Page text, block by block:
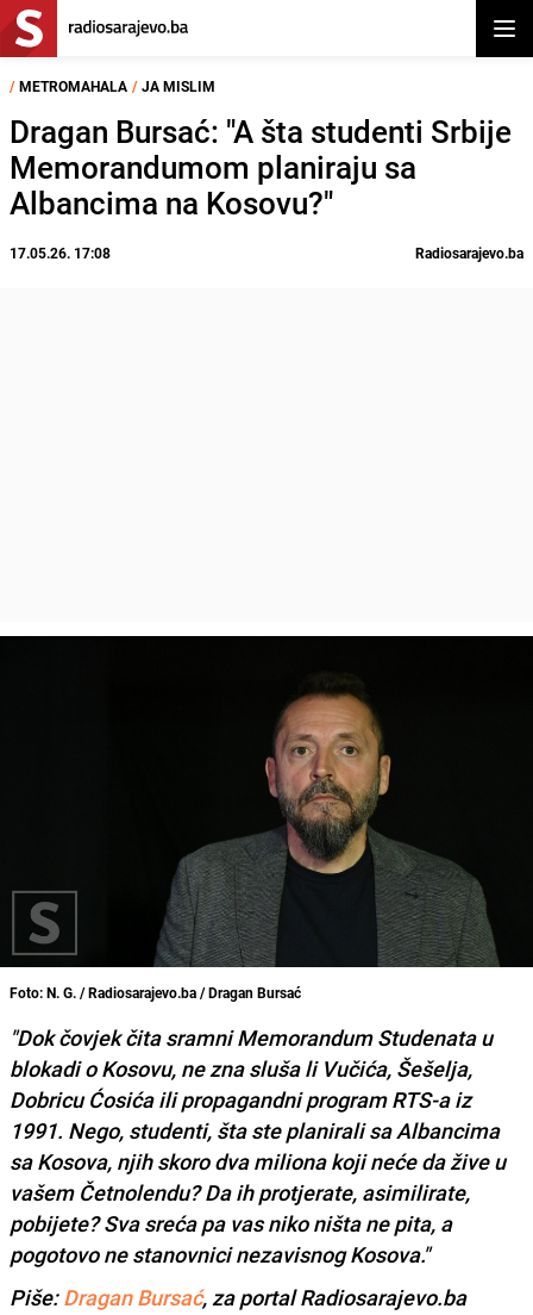
/ METROMAHALA / JA MISLIM
Dragan Bursać: "A šta studenti Srbije
Memorandumom planiraju sa
Albancima na Kosovu?"
17.05.26. 17:08 Radiosarajevo.ba
Foto: N. G. / Radiosarajevo.ba / Dragan Bursać
"Dok čovjek čita sramni Memorandum Studenata u
blokadi o Kosovu, ne zna sluša li Vučića, Šešelja,
Dobricu Ćosića ili propagandni program RTS-a iz
1991. Nego, studenti, šta ste planirali sa Albancima
sa Kosova, njih skoro dva miliona koji neće da žive u
vašem Četnolendu? Da ih protjerate, asimilirate,
pobijete? Sva sreća pa vas niko ništa ne pita, a
pogotovo ne stanovnici nezavisnog Kosova."
Piše:Dragan Bursać, za portal Radiosarajevo.ba